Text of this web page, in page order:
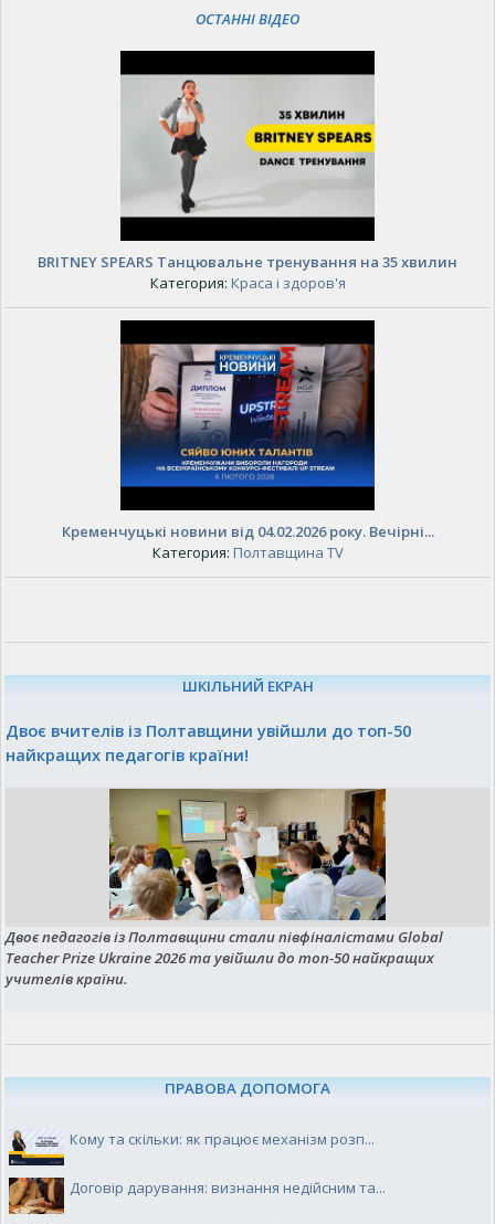
ОСТАННІ ВІДЕО
BRITNEY SPEARS Танцювальне тренування на 35 хвилин
Категория: Краса і здоров'я
Кременчуцькі новини від 04.02.2026 року. Вечірні...
Категория: Полтавщина TV
ШКІЛЬНИЙ ЕКРАН
Двоє вчителів із Полтавщини увійшли до топ-50
найкращих педагогів країни!
Двоє педагогів із Полтавщини стали півфіналістами Global
Teacher Prize Ukraine 2026 та увійшли до топ-50 найкращих
учителів країни.
ПРАВОВА ДОПОМОГА
Кому та скільки: як працює механізм розп...
Договір дарування: визнання недійсним та...